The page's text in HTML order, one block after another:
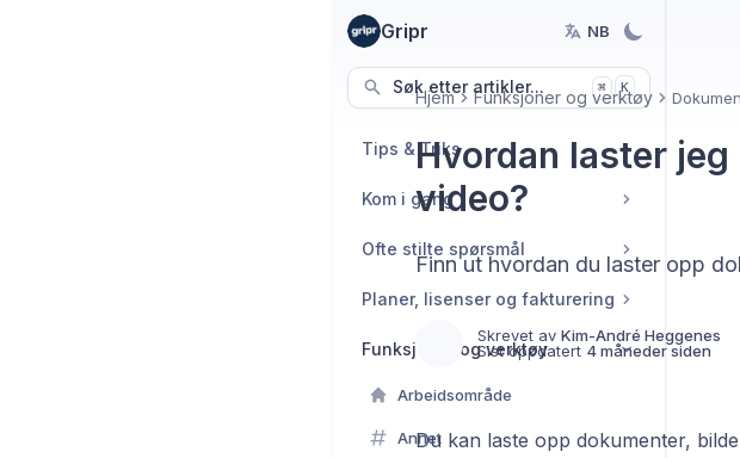
Gripr NB
Søk etter artikler... ⌘ K
Tips & Triks
Kom i gang
Ofte stilte spørsmål
Planer, lisenser og fakturering
Funksjoner og verktøy
Arbeidsområde
Annet
Hjem Funksjoner og verktøy
Hvordan laster
video?
Finn ut hvordan du laster opp
Skrevet av Kim-André Heggenes
Sist oppdatert 4 måneder siden
Du kan laste opp dokumenter,